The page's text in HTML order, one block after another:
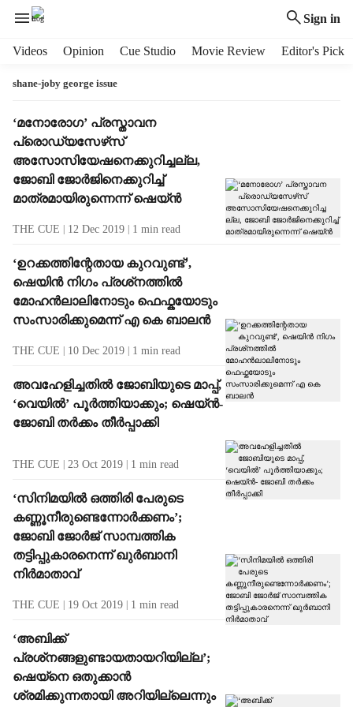
Sign in
Videos Opinion Cue Studio Movie Review Editor's Pick
shane-joby george issue
T
a
g
R
u
t
s
‘മനോരോഗ’ പ്രസ്താവന
പ്രൊഡ്യസേഴ്‌സ്
അസോസിയേഷനെക്കുറിച്ചല്ല,
ജോബി ജോര്‍ജിനെക്കുറിച്ച്
മാത്രമായിരുന്നെന്ന് ഷെയ്ന്‍
THE CUE 12 Dec 2019 1 min read
‘ഉറക്കത്തിന്റേതായ കുറവുണ്ട്’,
ഷെയിന്‍ നിഗം പ്രശ്‌നത്തില്‍
മോഹന്‍ലാലിനോടും ഫെഫ്കയോടും
സംസാരിക്കുമെന്ന് എ കെ ബാലന്‍
THE CUE 10 Dec 2019 1 min read
അവഹേളിച്ചതില്‍ ജോബിയുടെ മാപ്പ്,
‘വെയില്‍’ പൂര്‍ത്തിയാക്കും; ഷെയ്ന്‍-
ജോബി തര്‍ക്കം തീര്‍പ്പാക്കി
THE CUE 23 Oct 2019 1 min read
‘സിനിമയില്‍ ഒത്തിരി പേരുടെ
കണ്ണൂനീരുണ്ടെന്നോര്‍ക്കണം’;
ജോബി ജോര്‍ജ് സാമ്പത്തിക
തട്ടിപ്പുകാരനെന്ന് ഖുര്‍ബാനി
നിര്‍മാതാവ്
THE CUE 19 Oct 2019 1 min read
‘അബിക്ക്
പ്രശ്‌നങ്ങളുണ്ടായതായറിയില്ല’;
ഷെയ്‌നെ ഒതുക്കാന്‍
ശ്രമിക്കുന്നതായി അറിയില്ലെന്നും